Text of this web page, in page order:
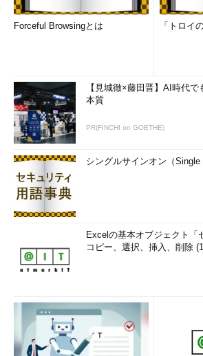
Forceful Browsingとは 「トロイ
【見城徹×藤田晋】AI時代
本質
PR(FINCHI on GOETHE)
シングルサインオン（
Excelの基本オブジェクト「
コピー、選択、挿入、削除